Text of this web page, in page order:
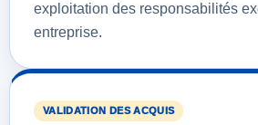
exploitation des responsabilités
entreprise.
VALIDATION DES ACQUIS